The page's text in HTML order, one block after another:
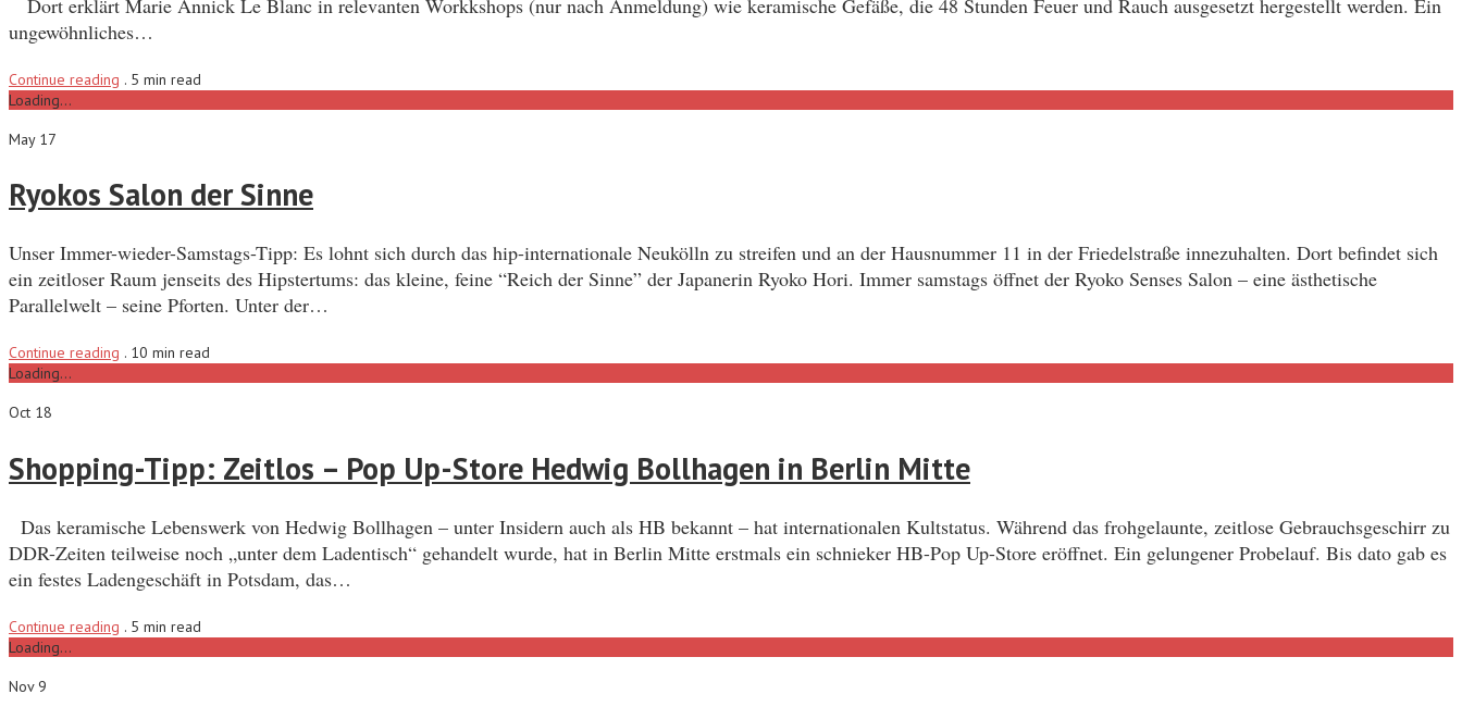
Dort erklärt Marie Annick Le Blanc in relevanten Workkshops (nur nach Anmeldung) wie keramische Gefäße, die 48 Stunden Feuer und Rauch ausgesetzt hergestellt werden. Ein
ungewöhnliches…
Continue reading . 5 min read
Loading...
May 17
Ryokos Salon der Sinne
Unser Immer-wieder-Samstags-Tipp: Es lohnt sich durch das hip-internationale Neukölln zu streifen und an der Hausnummer 11 in der Friedelstraße innezuhalten. Dort befindet sich
ein zeitloser Raum jenseits des Hipstertums: das kleine, feine “Reich der Sinne” der Japanerin Ryoko Hori. Immer samstags öffnet der Ryoko Senses Salon – eine ästhetische
Parallelwelt – seine Pforten. Unter der…
Continue reading . 10 min read
Loading...
Oct 18
Shopping-Tipp: Zeitlos – Pop Up-Store Hedwig Bollhagen in Berlin Mitte
Das keramische Lebenswerk von Hedwig Bollhagen – unter Insidern auch als HB bekannt – hat internationalen Kultstatus. Während das frohgelaunte, zeitlose Gebrauchsgeschirr zu
DDR-Zeiten teilweise noch „unter dem Ladentisch“ gehandelt wurde, hat in Berlin Mitte erstmals ein schnieker HB-Pop Up-Store eröffnet. Ein gelungener Probelauf. Bis dato gab es
ein festes Ladengeschäft in Potsdam, das…
Continue reading . 5 min read
Loading...
Nov 9